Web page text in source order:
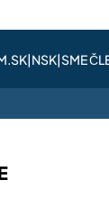
|NSK|SME